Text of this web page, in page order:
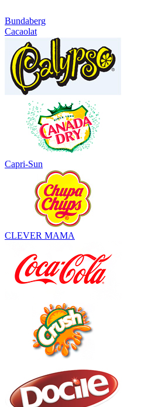
Bundaberg
Cacaolat
Capri-Sun
CLEVER MAMA